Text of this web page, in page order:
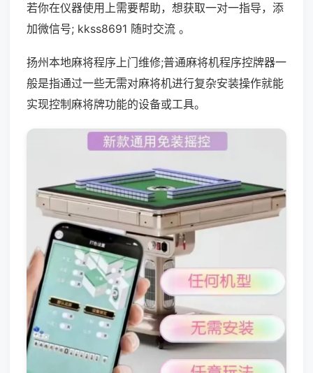
若你在仪器使用上需要帮助，想获取一对一指导，添
加微信号; kkss8691 随时交流 。
扬州本地麻将程序上门维修;普通麻将机程序控牌器一
般是指通过一些无需对麻将机进行复杂安装操作就能
实现控制麻将牌功能的设备或工具。